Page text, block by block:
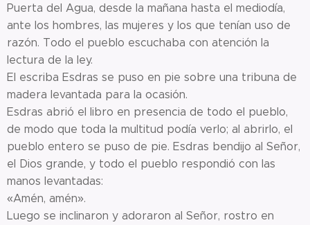
Puerta del Agua, desde la mañana hasta el mediodía,
ante los hombres, las mujeres y los que tenían uso de
razón. Todo el pueblo escuchaba con atención la
lectura de la ley.
El escriba Esdras se puso en pie sobre una tribuna de
madera levantada para la ocasión.
Esdras abrió el libro en presencia de todo el pueblo,
de modo que toda la multitud podía verlo; al abrirlo, el
pueblo entero se puso de pie. Esdras bendijo al Señor,
el Dios grande, y todo el pueblo respondió con las
manos levantadas:
«Amén, amén».
Luego se inclinaron y adoraron al Señor, rostro en